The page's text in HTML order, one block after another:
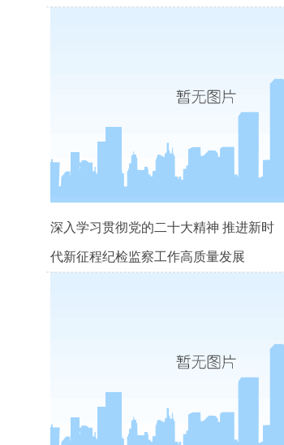
深入学习贯彻党的二十大精神 推进新时
代新征程纪检监察工作高质量发展